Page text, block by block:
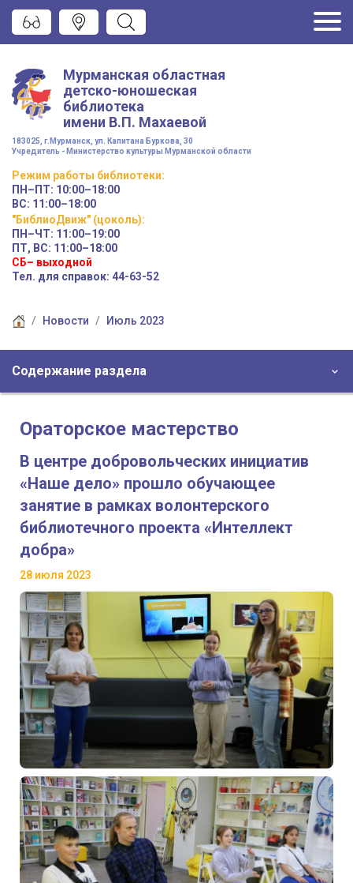
Мурманская областная
детско-юношеская
библиотека
имени В.П. Махаевой
183025, г.Мурманск, ул. Капитана Буркова, 30
Учредитель - Министерство культуры Мурманской области
Режим работы библиотеки:
ПН–ПТ: 10:00–18:00
ВС: 11:00–18:00
"БиблиоДвиж" (цоколь):
ПН–ЧТ: 11:00–19:00
ПТ, ВС: 11:00–18:00
СБ– выходной
Тел. для справок: 44-63-52
Новости Июль 2023
Содержание раздела
Ораторское мастерство
В центре добровольческих инициатив
«Наше дело» прошло обучающее
занятие в рамках волонтерского
библиотечного проекта «Интеллект
добра»
28 июля 2023